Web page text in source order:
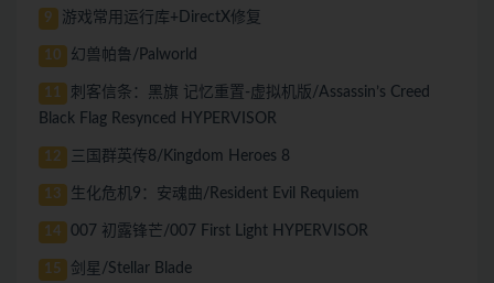
9 游戏常用运行库+DirectX修复
10 幻兽帕鲁/Palworld
11
刺客信条：黑旗 记忆重置-虚拟机版/Assassin’s Creed
Black Flag Resynced HYPERVISOR
12 三国群英传8/Kingdom Heroes 8
13 生化危机9：安魂曲/Resident Evil Requiem
14 007 初露锋芒/007 First Light HYPERVISOR
15 剑星/Stellar Blade